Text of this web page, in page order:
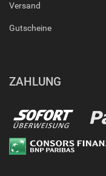
Versand
Gutscheine
ZAHLUNG